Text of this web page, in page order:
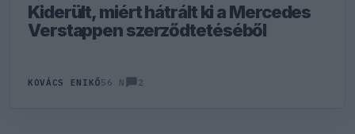
Kiderült, miért hátrált ki a Mercedes
Verstappen szerződtetéséből
KOVÁCS ENIKŐ56 N 2